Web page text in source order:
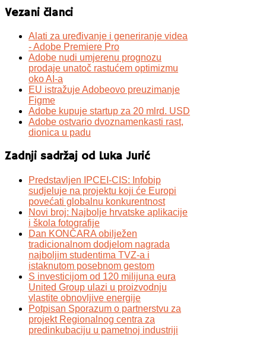
Vezani članci
Alati za uređivanje i generiranje videa
- Adobe Premiere Pro
Adobe nudi umjerenu prognozu
prodaje unatoč rastućem optimizmu
oko AI-a
EU istražuje Adobeovo preuzimanje
Figme
Adobe kupuje startup za 20 mlrd. USD
Adobe ostvario dvoznamenkasti rast,
dionica u padu
Zadnji sadržaj od Luka Jurić
Predstavljen IPCEI-CIS: Infobip
sudjeluje na projektu koji će Europi
povećati globalnu konkurentnost
Novi broj: Najbolje hrvatske aplikacije
i škola fotografije
Dan KONČARA obilježen
tradicionalnom dodjelom nagrada
najboljim studentima TVZ-a i
istaknutom posebnom gestom
S investicijom od 120 milijuna eura
United Group ulazi u proizvodnju
vlastite obnovljive energije
Potpisan Sporazum o partnerstvu za
projekt Regionalnog centra za
predinkubaciju u pametnoj industriji